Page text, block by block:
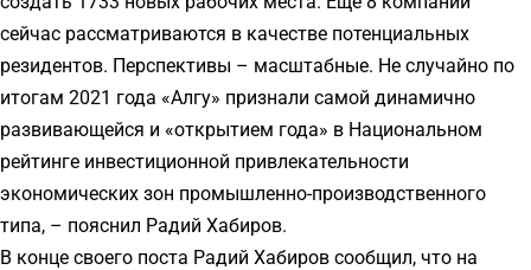
сейчас рассматриваются в качестве потенциальных
резидентов. Перспективы – масштабные. Не случайно по
итогам 2021 года «Алгу» признали самой динамично
развивающейся и «открытием года» в Национальном
рейтинге инвестиционной привлекательности
экономических зон промышленно-производственного
типа, – пояснил Радий Хабиров.
В конце своего поста Радий Хабиров сообщил, что на